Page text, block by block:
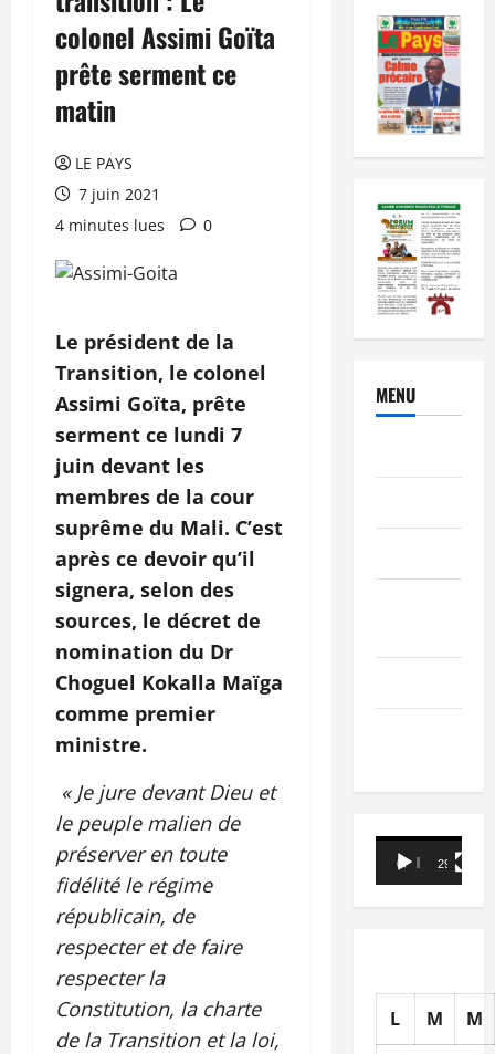
colonel Assimi Goïta
prête serment ce
matin
LE PAYS
7 juin 2021
4 minutes lues
0
Le président de la
Transition, le colonel
Assimi Goïta, prête
serment ce lundi 7
juin devant les
membres de la cour
suprême du Mali. C’est
après ce devoir qu’il
signera, selon des
sources, le décret de
nomination du Dr
Choguel Kokalla Maïga
comme premier
ministre.
« Je jure devant Dieu et
le peuple malien de
préserver en toute
fidélité le régime
républicain, de
respecter et de faire
respecter la
Constitution, la charte
de la Transition et la loi,
MENU
Lecteur
vidéo
00:00 29:21
L M M